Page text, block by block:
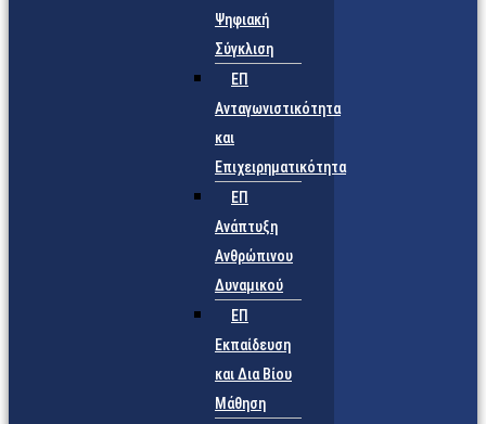
Ψηφιακή
Σύγκλιση
ΕΠ
Ανταγωνιστικότητα
και
Επιχειρηματικότητα
ΕΠ
Ανάπτυξη
Ανθρώπινου
Δυναμικού
ΕΠ
Εκπαίδευση
και Δια Βίου
Μάθηση